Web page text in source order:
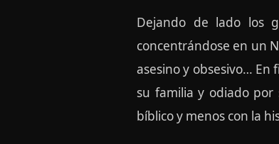
Dejando de lado los
concentrándose en un
asesino y obsesivo… En
su familia y odiado
bíblico y menos con la